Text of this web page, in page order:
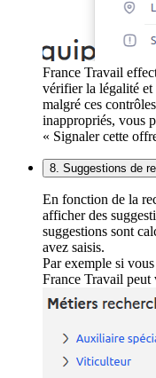
France Travail
vérifier la légalité
malgré ces
inappropriés, vous
« Signaler cette
8. Suggestions de
En fonction de la
afficher des
suggestions sont
avez saisis.
Par exemple si
France Travail peut